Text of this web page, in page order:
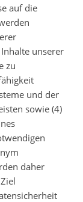
auf die
unserer
zu
und der
sowie (4)
daher